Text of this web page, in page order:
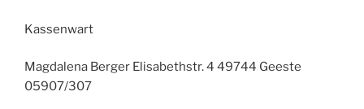
Kassenwart
Magdalena Berger Elisabethstr. 4 49744 Geeste
05907/307